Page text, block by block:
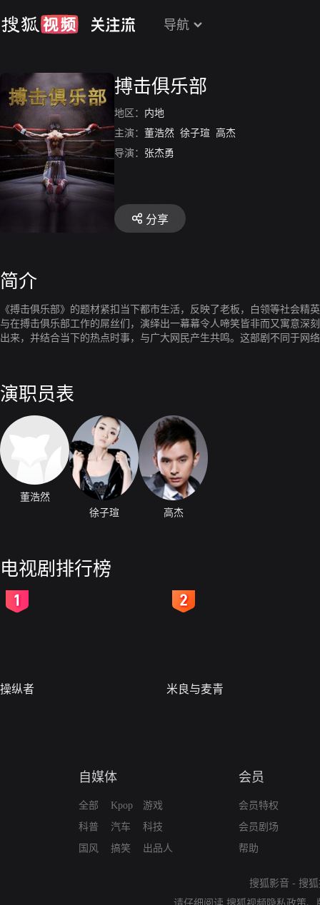
导航
搏击俱乐部
地区： 内地
主演： 董浩然 徐子瑄
高杰
导演： 张杰勇
分享
简介
《搏击俱乐部》的题材紧扣当下都市生活，反映了老板，白领等社会
与在搏击俱乐部工作的屌丝们，演绎出一幕幕令人啼笑皆非而又寓意深
出来，并结合当下的热点时事，与广大网民产生共鸣。这部剧不同于网
演职员表
董浩然
徐子瑄
高杰
电视剧排行榜
操纵者 米良与麦青
自媒体
全部
科普
国风
Kpop
汽车
搞笑
游戏
科技
出品人
会员
会员特权
会员剧场
帮助
搜狐影音 - 搜